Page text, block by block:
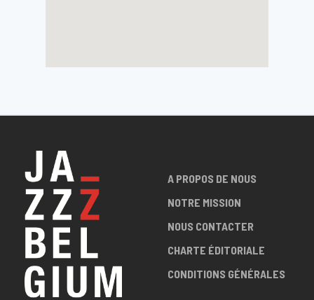
A PROPOS DE NOUS
NOTRE MISSION
NOUS CONTACTER
CHARTE ÉDITORIALE
CONDITIONS GÉNÉRALES